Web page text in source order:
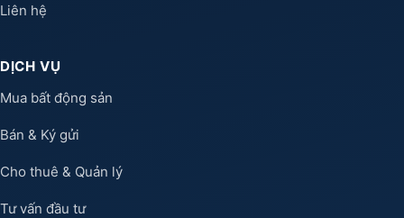
Liên hệ
DỊCH VỤ
Mua bất động sản
Bán & Ký gửi
Cho thuê & Quản lý
Tư vấn đầu tư